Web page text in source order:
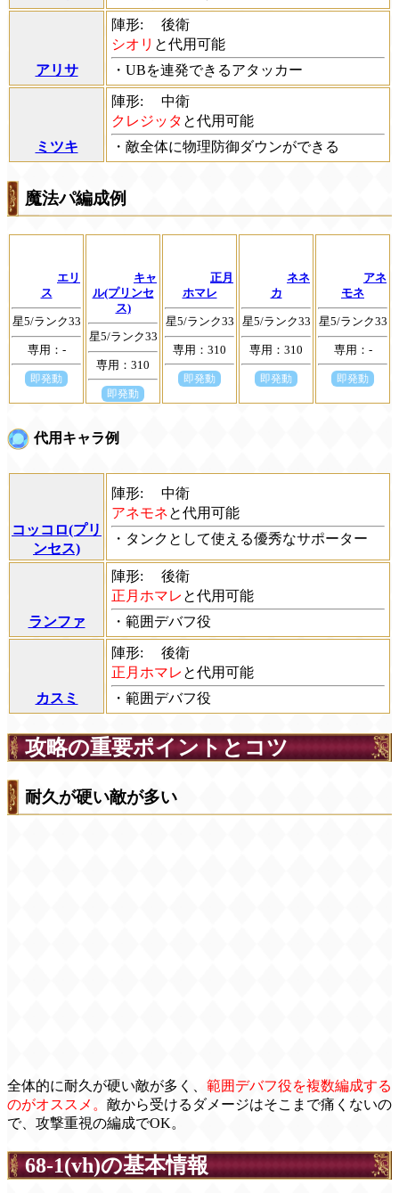
アリサ
陣形:
後衛
シオリ と代用可能
・UBを連発できるアタッカー
ミツキ
陣形:
中衛
クレジッタ と代用可能
・敵全体に物理防御ダウンができる
魔法パ編成例
エリ
ス
星5/ランク33
専用：-
即発動
キャ
ル(プリンセ
ス)
星5/ランク33
専用：310
即発動
正月
ホマレ
星5/ランク33
専用：310
即発動
ネネ
カ
星5/ランク33
専用：310
即発動
アネ
モネ
星5/ランク33
専用：-
即発動
代用キャラ例
コッコロ(プリ
ンセス)
陣形:
中衛
アネモネと代用可能
・タンクとして使える優秀なサポーター
ランファ
陣形:
後衛
正月ホマレ と代用可能
・範囲デバフ役
カスミ
陣形:
後衛
正月ホマレ と代用可能
・範囲デバフ役
攻略の重要ポイントとコツ
耐久が硬い敵が多い
全体的に耐久が硬い敵が多く、 範囲デバフ役を複数編成する
のがオススメ。 敵から受けるダメージはそこまで痛くないの
で、攻撃重視の編成でOK。
68-1(vh)の基本情報